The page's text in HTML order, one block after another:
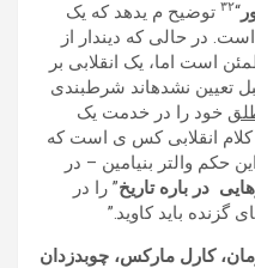
“٣٢ توضيح م یدھد که يک
است. در حالی که ديندار از
است اما، يک انقلابی بر
تعيين نشدهاند شرطبندی
خود را در خدمت يک
کلام انقلابی کس ی است که
حکم والتر بنيامين – در
در باره تاريخ” را در
گزنده بايد کاويد.”
کارل مارکس، چوبدزدان